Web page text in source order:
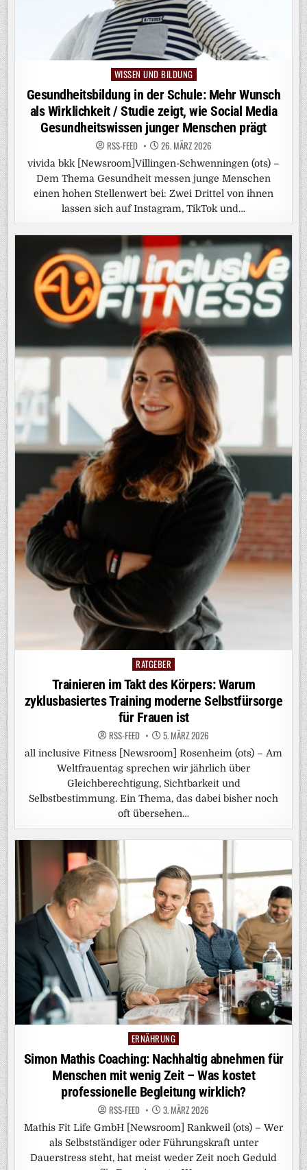
Posted
in
WISSEN UND BILDUNG
Gesundheitsbildung in der Schule: Mehr Wunsch
als Wirklichkeit / Studie zeigt, wie Social Media
Gesundheitswissen junger Menschen prägt
RSS-FEED 26. MÄRZ 2026
vivida bkk [Newsroom]Villingen-Schwenningen (ots) –
Dem Thema Gesundheit messen junge Menschen
einen hohen Stellenwert bei: Zwei Drittel von ihnen
lassen sich auf Instagram, TikTok und…
Posted
in
RATGEBER
Trainieren im Takt des Körpers: Warum
zyklusbasiertes Training moderne Selbstfürsorge
für Frauen ist
RSS-FEED 5. MÄRZ 2026
all inclusive Fitness [Newsroom] Rosenheim (ots) – Am
Weltfrauentag sprechen wir jährlich über
Gleichberechtigung, Sichtbarkeit und
Selbstbestimmung. Ein Thema, das dabei bisher noch
oft übersehen…
Posted
in
ERNÄHRUNG
Simon Mathis Coaching: Nachhaltig abnehmen für
Menschen mit wenig Zeit – Was kostet
professionelle Begleitung wirklich?
RSS-FEED 3. MÄRZ 2026
Mathis Fit Life GmbH [Newsroom] Rankweil (ots) – Wer
als Selbstständiger oder Führungskraft unter
Dauerstress steht, hat meist weder Zeit noch Geduld